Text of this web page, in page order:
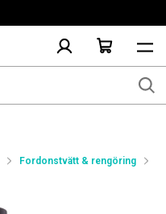
Fordonstvätt & rengöring